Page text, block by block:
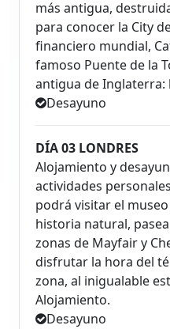
más antigua,
para conocer la City
financiero mundial,
famoso Puente de la
antigua de Inglaterra:
Desayuno
DÍA 03 LONDRES
Alojamiento y
actividades
podrá visitar el
historia natural,
zonas de Mayfair y
disfrutar la hora del
zona, al inigualable
Alojamiento.
Desayuno